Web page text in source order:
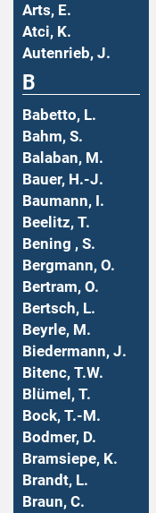
Arts, E.
Atci, K.
Autenrieb, J.
B
Babetto, L.
Bahm, S.
Balaban, M.
Bauer, H.-J.
Baumann, I.
Beelitz, T.
Bening , S.
Bergmann, O.
Bertram, O.
Bertsch, L.
Beyrle, M.
Biedermann, J.
Bitenc, T.W.
Blümel, T.
Bock, T.-M.
Bodmer, D.
Bramsiepe, K.
Brandt, L.
Braun, C.